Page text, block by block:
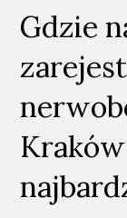
Gdzie
Kraków